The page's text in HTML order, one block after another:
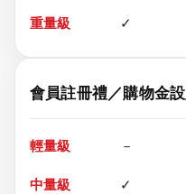
✓
會員註冊禮／購物金
－
✓